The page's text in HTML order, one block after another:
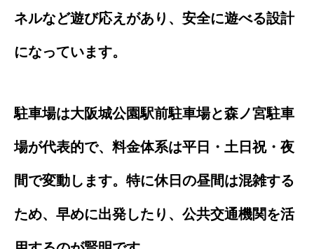
ネルなど遊び応えがあり、安全に遊べる設計
になっています。
駐車場は大阪城公園駅前駐車場と森ノ宮駐車
場が代表的で、料金体系は平日・土日祝・夜
間で変動します。特に休日の昼間は混雑する
ため、早めに出発したり、公共交通機関を活